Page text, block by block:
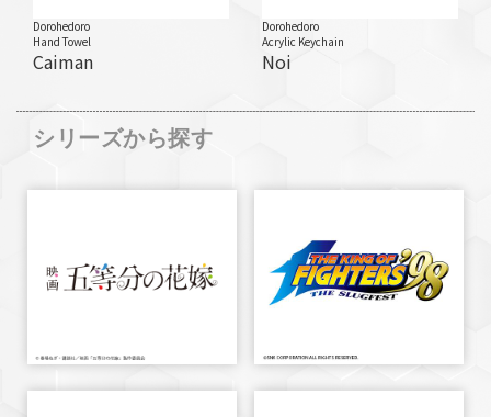
Dorohedoro
Hand Towel
Caiman
Dorohedoro
Acrylic Keychain
Noi
シリーズから探す